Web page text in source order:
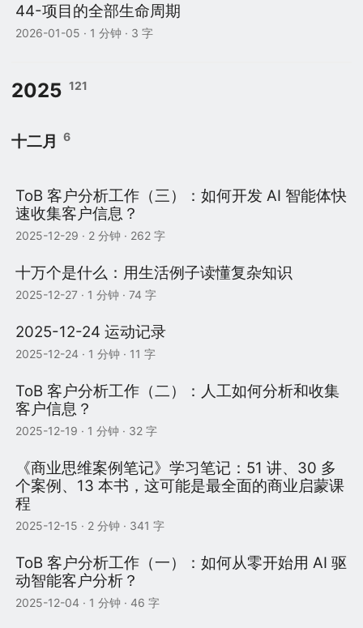
44-项目的全部生命周期
2026-01-05 · 1 分钟 · 3 字
2025 121
十二月 6
ToB 客户分析工作（三）：如何开发 AI 智能体快
速收集客户信息？
2025-12-29 · 2 分钟 · 262 字
十万个是什么：用生活例子读懂复杂知识
2025-12-27 · 1 分钟 · 74 字
2025-12-24 运动记录
2025-12-24 · 1 分钟 · 11 字
ToB 客户分析工作（二）：人工如何分析和收集
客户信息？
2025-12-19 · 1 分钟 · 32 字
《商业思维案例笔记》学习笔记：51 讲、30 多
个案例、13 本书，这可能是最全面的商业启蒙课
程
2025-12-15 · 2 分钟 · 341 字
ToB 客户分析工作（一）：如何从零开始用 AI 驱
动智能客户分析？
2025-12-04 · 1 分钟 · 46 字